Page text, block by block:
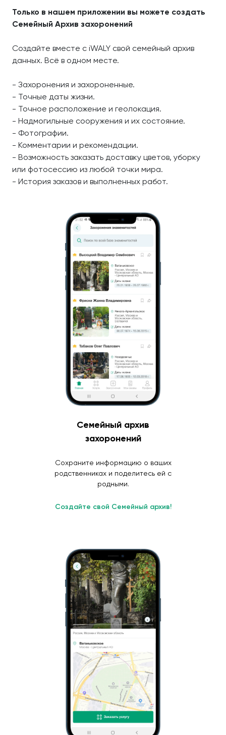
Только в нашем приложении вы можете создать
Семейный Архив захоронений
Создайте вместе с iWALY свой семейный архив
данных. Всё в одном месте.
- Захоронения и захороненные.
- Точные даты жизни.
- Точное расположение и геолокация.
- Надмогильные сооружения и их состояние.
- Фотографии.
- Комментарии и рекомендации.
- Возможность заказать доставку цветов, уборку
или фотосессию из любой точки мира.
- История заказов и выполненных работ.
Семейный архив
захоронений
Сохраните информацию о ваших
родственниках и поделитесь ей с
родными.
Создайте свой Семейный архив!